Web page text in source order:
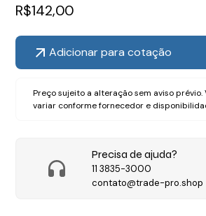
R$142,00
Adicionar para cotação
Preço sujeito a alteração sem aviso prévio.
variar conforme fornecedor e
Precisa de ajuda?
11 3835-3000
contato@trade-pro.shop